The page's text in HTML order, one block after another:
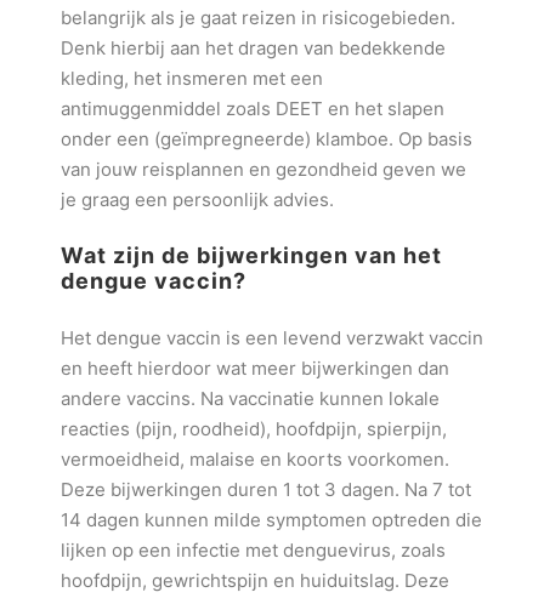
belangrijk als je gaat reizen in risicogebieden.
Denk hierbij aan het dragen van bedekkende
kleding, het insmeren met een
antimuggenmiddel zoals DEET en het slapen
onder een (geïmpregneerde) klamboe. Op basis
van jouw reisplannen en gezondheid geven we
je graag een persoonlijk advies.
Wat zijn de bijwerkingen van het
dengue vaccin?
Het dengue vaccin is een levend verzwakt vaccin
en heeft hierdoor wat meer bijwerkingen dan
andere vaccins. Na vaccinatie kunnen lokale
reacties (pijn, roodheid), hoofdpijn, spierpijn,
vermoeidheid, malaise en koorts voorkomen.
Deze bijwerkingen duren 1 tot 3 dagen. Na 7 tot
14 dagen kunnen milde symptomen optreden die
lijken op een infectie met denguevirus, zoals
hoofdpijn, gewrichtspijn en huiduitslag. Deze